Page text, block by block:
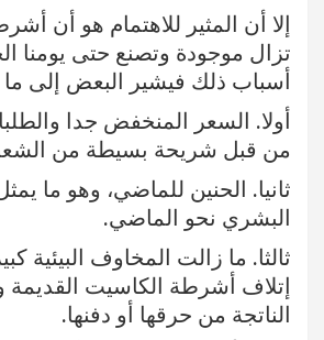
إلا أن المثير للاهتمام هو أن
تزال موجودة وتصنع حتى يومنا
أسباب ذلك فيشير البعض إلى ما
أولا. السعر المنخفض جدا
من قبل شريحة بسيطة من
ثانيا. الحنين للماضي، وهو ما
البشري نحو الماضي.
ثالثا. ما زالت المخاوف البيئية
إتلاف أشرطة الكاسيت القديمة
الناتجة من حرقها أو دفنها.